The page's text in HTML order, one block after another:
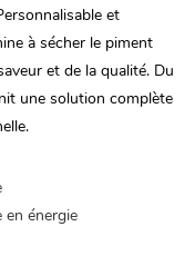
et
à sécher le piment
et de la qualité. Du
une solution complète
en énergie